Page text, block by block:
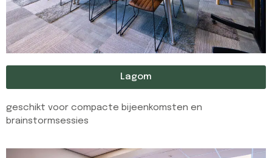
Lagom
geschikt voor compacte bijeenkomsten en
brainstormsessies